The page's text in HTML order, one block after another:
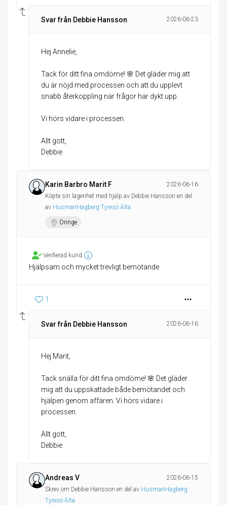
Svar från Debbie Hansson 2026-06-23
Hej Annelie,
Tack för ditt fina omdöme! 🌸 Det gläder mig att
du är nöjd med processen och att du upplevt
snabb återkoppling när frågor har dykt upp.
Vi hörs vidare i processen.
Allt gott,
Debbie
Karin Barbro Marit F
2026-06-16
Köpte sin lägenhet med hjälp av Debbie Hansson en del
av HusmanHagberg Tyresö Älta
Öringe
Verifierad kund
Hjälpsam och mycket trevligt bemötande
1
Svar från Debbie Hansson 2026-06-16
Hej Marit,
Tack snälla för ditt fina omdöme! 🌸 Det gläder
mig att du uppskattade både bemötandet och
hjälpen genom affären. Vi hörs vidare i
processen.
Allt gott,
Debbie
Andreas V
2026-06-15
Skrev om Debbie Hansson en del av HusmanHagberg
Tyresö Älta